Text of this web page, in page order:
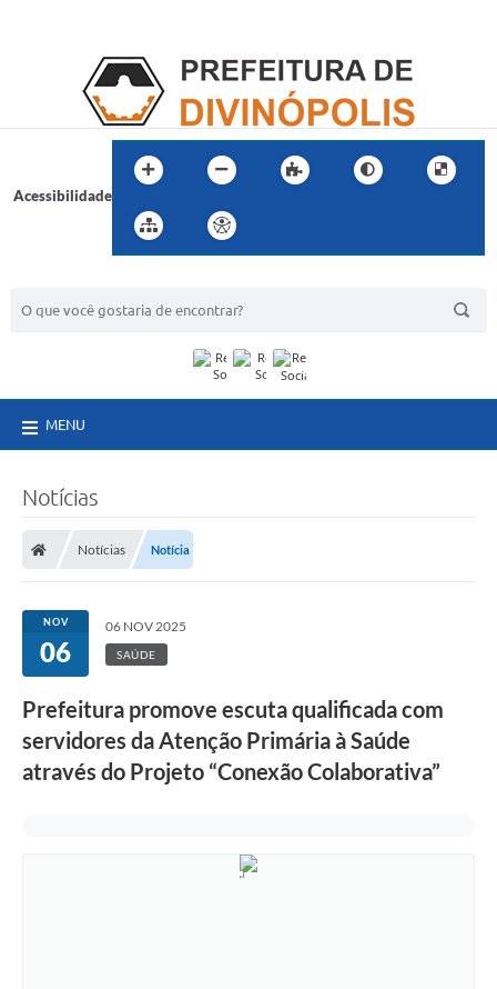
Acessibilidade
MENU
Notícias
Notícias Notícia
NOV
06
06 NOV 2025
SAÚDE
Prefeitura promove escuta qualificada com
servidores da Atenção Primária à Saúde
através do Projeto “Conexão Colaborativa”